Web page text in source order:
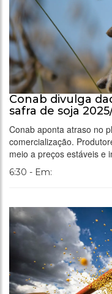
Conab divulga
safra de soja
Conab aponta atraso no
comercialização.
meio a preços estáveis e
6:30 - Em: